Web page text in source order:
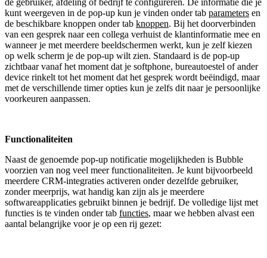
kunt weergeven in de pop-up kun je vinden onder tab parameters en
de beschikbare knoppen onder tab knoppen. Bij het doorverbinden
van een gesprek naar een collega verhuist de klantinformatie mee en
wanneer je met meerdere beeldschermen werkt, kun je zelf kiezen
op welk scherm je de pop-up wilt zien. Standaard is de pop-up
zichtbaar vanaf het moment dat je softphone, bureautoestel of ander
device rinkelt tot het moment dat het gesprek wordt beëindigd, maar
met de verschillende timer opties kun je zelfs dit naar je persoonlijke
voorkeuren aanpassen.
Functionaliteiten
Naast de genoemde pop-up notificatie mogelijkheden is Bubble
voorzien van nog veel meer functionaliteiten. Je kunt bijvoorbeeld
meerdere CRM-integraties activeren onder dezelfde gebruiker,
zonder meerprijs, wat handig kan zijn als je meerdere
softwareapplicaties gebruikt binnen je bedrijf. De volledige lijst met
functies is te vinden onder tab functies, maar we hebben alvast een
aantal belangrijke voor je op een rij gezet: